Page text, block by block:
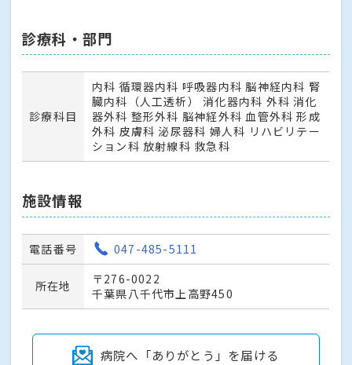
診療科・部門
診療科目
内科 循環器内科 呼吸器内科 脳神経内科 腎
臓内科（人工透析） 消化器内科 外科 消化
器外科 整形外科 脳神経外科 血管外科 形成
外科 皮膚科 泌尿器科 婦人科 リハビリテー
ション科 放射線科 救急科
施設情報
電話番号 047-485-5111
所在地
〒276-0022
千葉県八千代市上高野450
病院へ「ありがとう」を届ける